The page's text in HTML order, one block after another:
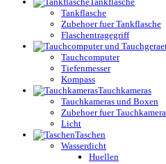
Tankflasche
Zubehoer fuer Tankflasche
Flaschentragegriff
Tauchcomputer
Tiefenmesser
Kompass
Tauchkameras
Tauchkameras und Boxen
Zubehoer fuer Tauchkamera
Licht
Taschen
Wasserdicht
Huellen